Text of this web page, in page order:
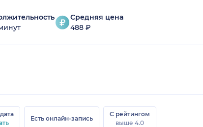
Средняя цена
488 ₽
Есть онлайн-запись
С рейтингом
выше 4.0